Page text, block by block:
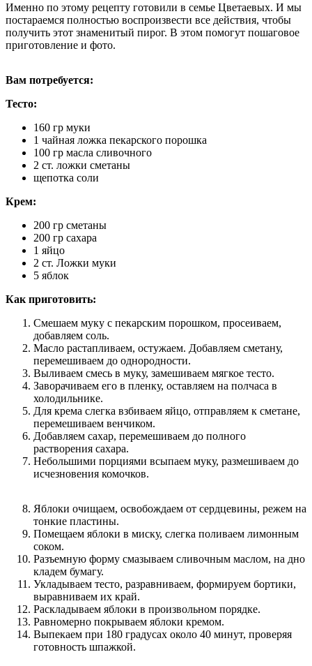
Именно по этому рецепту готовили в семье Цветаевых. И мы
постараемся полностью воспроизвести все действия, чтобы
получить этот знаменитый пирог. В этом помогут пошаговое
приготовление и фото.
Вам потребуется:
Тесто:
160 гр муки
1 чайная ложка пекарского порошка
100 гр масла сливочного
2 ст. ложки сметаны
щепотка соли
Крем:
200 гр сметаны
200 гр сахара
1 яйцо
2 ст. Ложки муки
5 яблок
Как приготовить:
Смешаем муку с пекарским порошком, просеиваем,
добавляем соль.
Масло растапливаем, остужаем. Добавляем сметану,
перемешиваем до однородности.
Выливаем смесь в муку, замешиваем мягкое тесто.
Заворачиваем его в пленку, оставляем на полчаса в
холодильнике.
Для крема слегка взбиваем яйцо, отправляем к сметане,
перемешиваем венчиком.
Добавляем сахар, перемешиваем до полного
растворения сахара.
Небольшими порциями всыпаем муку, размешиваем до
исчезновения комочков.
Яблоки очищаем, освобождаем от сердцевины, режем на
тонкие пластины.
Помещаем яблоки в миску, слегка поливаем лимонным
соком.
Разъемную форму смазываем сливочным маслом, на дно
кладем бумагу.
Укладываем тесто, разравниваем, формируем бортики,
выравниваем их край.
Раскладываем яблоки в произвольном порядке.
Равномерно покрываем яблоки кремом.
Выпекаем при 180 градусах около 40 минут, проверяя
готовность шпажкой.